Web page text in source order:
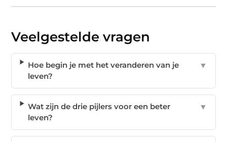
Veelgestelde vragen
Hoe begin je met het veranderen van je
leven?
▼
Wat zijn de drie pijlers voor een beter
leven?
▼